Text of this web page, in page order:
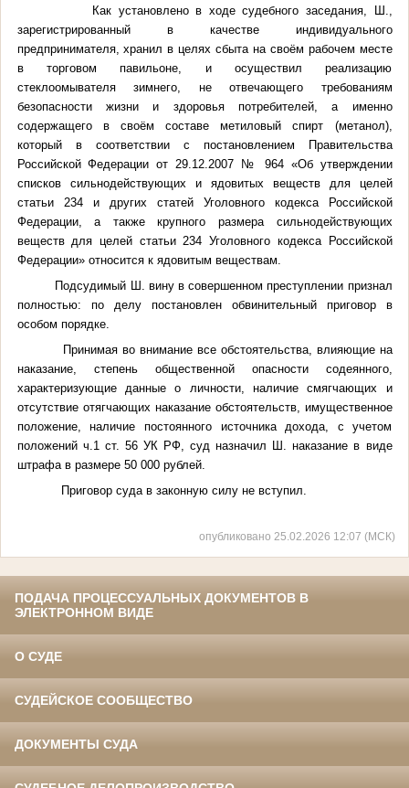
Как установлено в ходе судебного заседания, Ш.,
зарегистрированный в качестве индивидуального
предпринимателя, хранил в целях сбыта на своём рабочем месте
в торговом павильоне, и осуществил реализацию
стеклоомывателя зимнего, не отвечающего требованиям
безопасности жизни и здоровья потребителей, а именно
содержащего в своём составе метиловый спирт (метанол),
который в соответствии с постановлением Правительства
Российской Федерации от 29.12.2007 № 964 «Об утверждении
списков сильнодействующих и ядовитых веществ для целей
статьи 234 и других статей Уголовного кодекса Российской
Федерации, а также крупного размера сильнодействующих
веществ для целей статьи 234 Уголовного кодекса Российской
Федерации» относится к ядовитым веществам.
Подсудимый Ш. вину в совершенном преступлении признал
полностью: по делу постановлен обвинительный приговор в
особом порядке.
Принимая во внимание все обстоятельства, влияющие на
наказание, степень общественной опасности содеянного,
характеризующие данные о личности, наличие смягчающих и
отсутствие отягчающих наказание обстоятельств, имущественное
положение, наличие постоянного источника дохода, с учетом
положений ч.1 ст. 56 УК РФ, суд назначил Ш. наказание в виде
штрафа в размере 50 000 рублей.
Приговор суда в законную силу не вступил.
опубликовано 25.02.2026 12:07 (МСК)
ПОДАЧА ПРОЦЕССУАЛЬНЫХ ДОКУМЕНТОВ В
ЭЛЕКТРОННОМ ВИДЕ
О СУДЕ
СУДЕЙСКОЕ СООБЩЕСТВО
ДОКУМЕНТЫ СУДА